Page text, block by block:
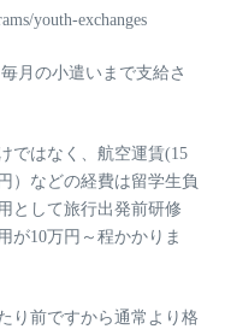
youth-exchanges
月の小遣いまで支給さ
ではなく、 航空運賃(15
） などの経費は留学生負
として旅行出発前研修
が10万円～程かかりま
り前ですから通常より格